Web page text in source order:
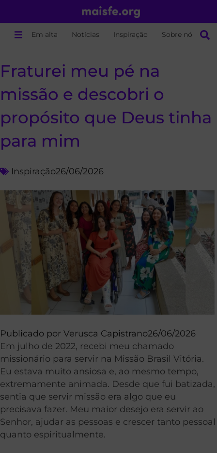
Em alta Notícias Inspiração Sobre nós
Fraturei meu pé na
missão e descobri o
propósito que Deus tinha
para mim
Inspiração26/06/2026
Publicado por Verusca Capistrano26/06/2026
Em julho de 2022, recebi meu chamado
missionário para servir na Missão Brasil Vitória.
Eu estava muito ansiosa e, ao mesmo tempo,
extremamente animada. Desde que fui batizada,
sentia que servir missão era algo que eu
precisava fazer. Meu maior desejo era servir ao
Senhor, ajudar as pessoas e crescer tanto pessoal
quanto espiritualmente.